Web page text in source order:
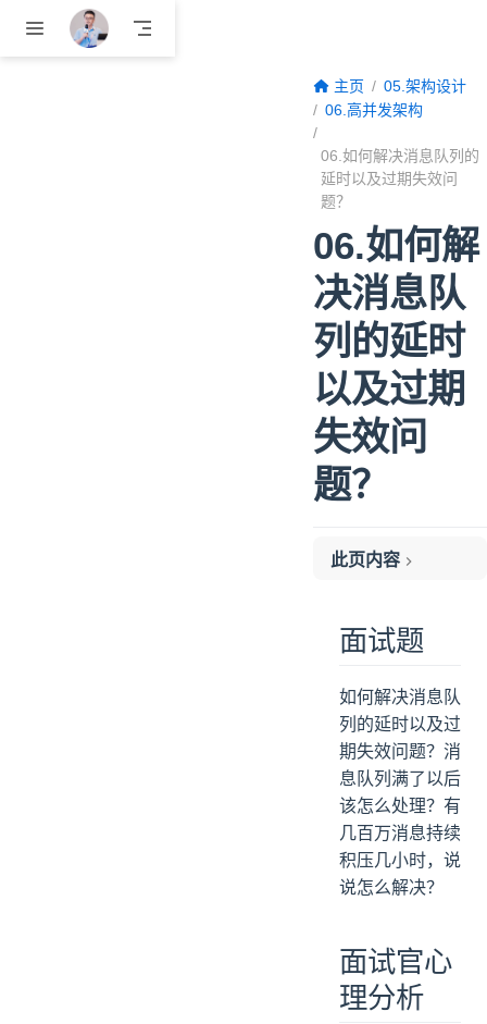
跳至主要內容
主页
05.架构设计
06.高并发架构
06.如何解决消息队列的
延时以及过期失效问
题？
06.如何解
决消息队
列的延时
以及过期
失效问
题？
此页内容
面试官心理分析
面试题剖析
mq 都快写满了
1. 提高消费并行度
2. 批量方式消费
3. 跳过非重要消息
4. 优化每条消息消费过程
面试题
如何解决消息队
列的延时以及过
期失效问题？消
息队列满了以后
该怎么处理？有
几百万消息持续
积压几小时，说
说怎么解决？
面试官心
理分析